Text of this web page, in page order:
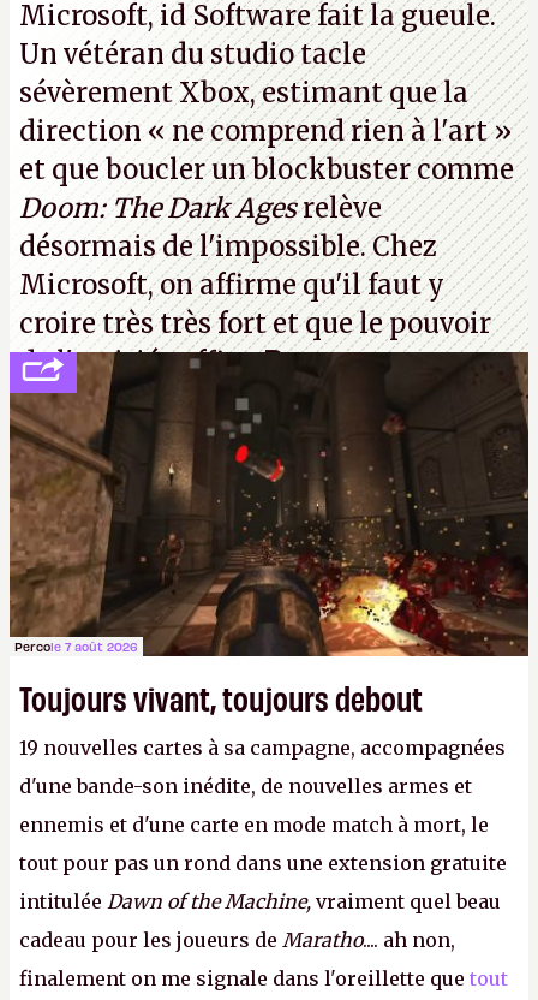
tient à nous rendre malheureux.
Microsoft, id Software fait la gueule.
Un vétéran du studiotacle
sévèrement Xbox, estimant que la
direction« ne comprend rien à l'art »
et que boucler un blockbuster comme
Doom: The Dark Agesrelève
désormais de l'impossible. Chez
Microsoft, on affirme qu'il faut y
croire très très fort et que le pouvoir
de l'amitié suffira.P.
Percole 7 août 2026
Toujours vivant, toujours debout
19 nouvelles cartes à sa campagne, accompagnées
d'une bande-son inédite, de nouvelles armes et
ennemis et d'une carte en mode match à mort, le
tout pour pas un rond dans une extension gratuite
intitulée Dawn of the Machine, vraiment quel beau
cadeau pour les joueurs de Maratho.... ah non,
finalement on me signale dans l'oreillette que tout